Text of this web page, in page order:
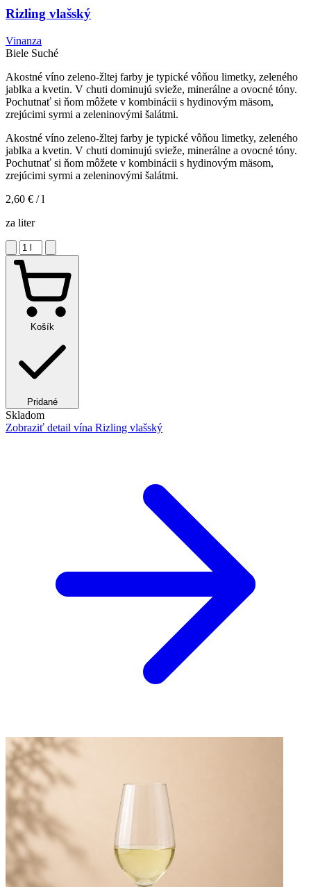
Rizling vlašský
Vinanza
Biele Suché
Akostné víno zeleno-žltej farby je typické vôňou limetky, zeleného
jablka a kvetin. V chuti dominujú svieže, minerálne a ovocné tóny.
Pochutnať si ňom môžete v kombinácii s hydinovým mäsom,
zrejúcimi syrmi a zeleninovými šalátmi.
Akostné víno zeleno-žltej farby je typické vôňou limetky, zeleného
jablka a kvetin. V chuti dominujú svieže, minerálne a ovocné tóny.
Pochutnať si ňom môžete v kombinácii s hydinovým mäsom,
zrejúcimi syrmi a zeleninovými šalátmi.
2,60 € / l
za liter
Košík
Pridané
Skladom
Zobraziť detail vína Rizling vlašský